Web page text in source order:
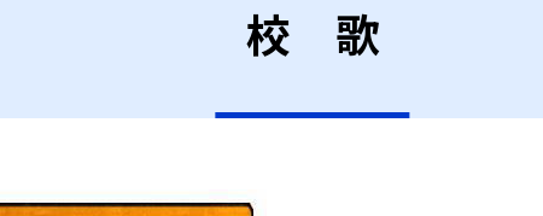
校 歌